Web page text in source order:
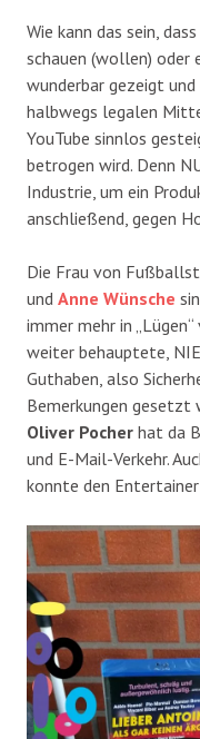
Wie kann das sein,
schauen (wollen) oder
wunderbar gezeigt
halbwegs legalen
YouTube sinnlos
betrogen wird. Denn
Industrie, um ein
anschließend, gegen
Die Frau von
und Anne Wünsche
immer mehr in
weiter behauptete,
Guthaben, also
Bemerkungen gesetzt
Oliver Pocher hat da
und E-Mail-Verkehr.
konnte den